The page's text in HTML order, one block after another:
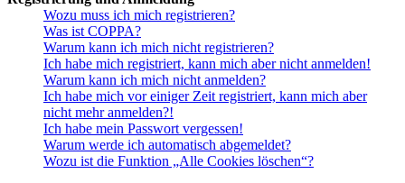
Wozu muss ich mich registrieren?
Was ist COPPA?
Warum kann ich mich nicht registrieren?
Ich habe mich registriert, kann mich aber nicht anmelden!
Warum kann ich mich nicht anmelden?
Ich habe mich vor einiger Zeit registriert, kann mich aber
nicht mehr anmelden?!
Ich habe mein Passwort vergessen!
Warum werde ich automatisch abgemeldet?
Wozu ist die Funktion „Alle Cookies löschen“?